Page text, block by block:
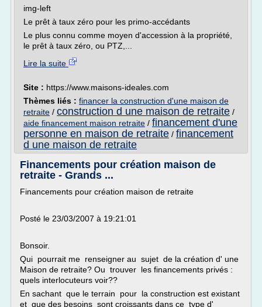
img-left
Le prêt à taux zéro pour les primo-accédants
Le plus connu comme moyen d'accession à la propriété,
le prêt à taux zéro, ou PTZ,...
Lire la suite
Site : https://www.maisons-ideales.com
Thèmes liés : financer la construction d'une maison de
retraite / construction d une maison de retraite /
aide financement maison retraite / financement d'une
personne en maison de retraite / financement
d une maison de retraite
Financements pour création maison de
retraite - Grands ...
Financements pour création maison de retraite
Posté le 23/03/2007 à 19:21:01
Bonsoir.
Qui pourrait me renseigner au sujet de la création d' une
Maison de retraite? Ou trouver les financements privés :
quels interlocuteurs voir??
En sachant que le terrain pour la construction est existant
et que des besoins sont croissants dans ce type d'